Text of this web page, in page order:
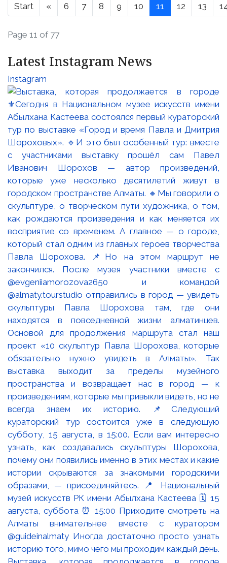
Start « 6 7 8 9 10 11 12 13
Page 11 of 77
Latest Instagram News
Instagram